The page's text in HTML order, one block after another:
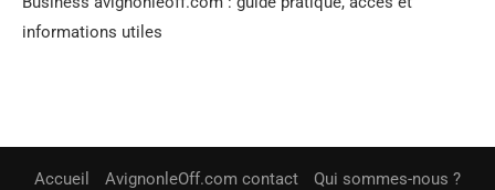
informations utiles
Accueil AvignonleOff.com contact
Qui sommes-nous ?